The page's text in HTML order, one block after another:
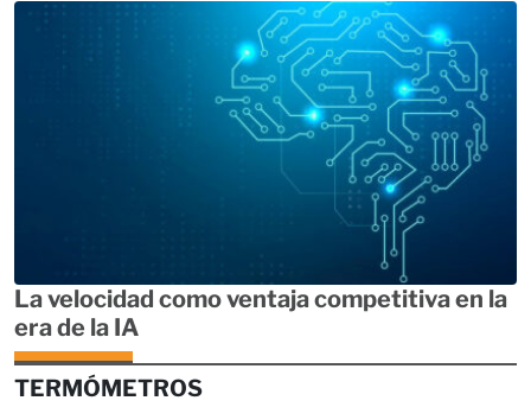
La velocidad como ventaja competitiva en la
era de la IA
TERMÓMETROS